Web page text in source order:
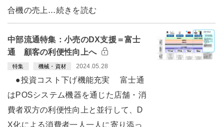
合機の売上…続きを読む
中部流通特集：小売のDX支援＝富士
通 顧客の利便性向上へ
特集 機械・資材 2024.05.28
●投資コスト下げ機能充実 富士通
はPOSシステム機器を通じた店舗・消
費者双方の利便性向上と並行して、D
X化による消費者一人一人に寄り添っ